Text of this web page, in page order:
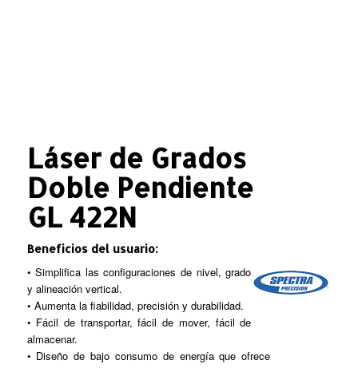
Láser de Grados
Doble Pendiente
GL 422N
Beneficios del usuario:
• Simplifica las configuraciones de nivel, grado
y alineación vertical.
• Aumenta la fiabilidad, precisión y durabilidad.
• Fácil de transportar, fácil de mover, fácil de
almacenar.
• Diseño de bajo consumo de energía que ofrece